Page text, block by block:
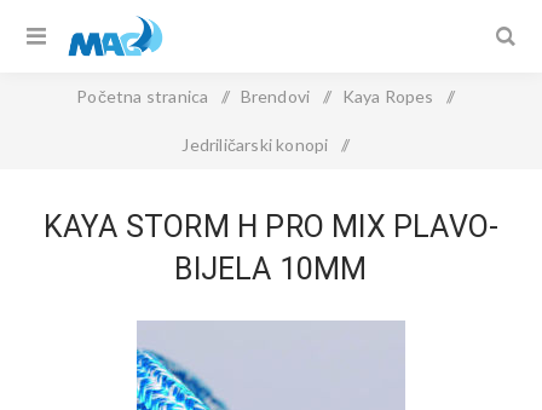
Početna stranica / Brendovi / Kaya Ropes /
Jedriličarski konopi /
KAYA STORM H PRO MIX PLAVO-
BIJELA 10MM